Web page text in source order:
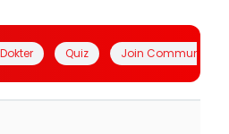
Quiz Join Community